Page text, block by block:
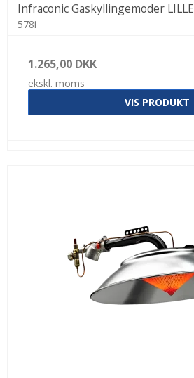
Infraconic Gaskyllingemoder LILLE
578i
1.265,00 DKK
ekskl. moms
VIS PRODUKT